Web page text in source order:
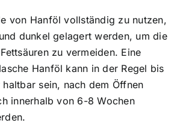
von Hanföl vollständig zu nutzen,
dunkel gelagert werden, um die
zu vermeiden. Eine
Hanföl kann in der Regel bis
sein, nach dem Öffnen
innerhalb von 6-8 Wochen